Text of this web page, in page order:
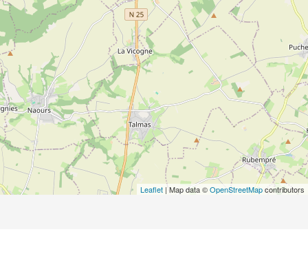
Leaflet | Map data ©OpenStreetMapcontributors